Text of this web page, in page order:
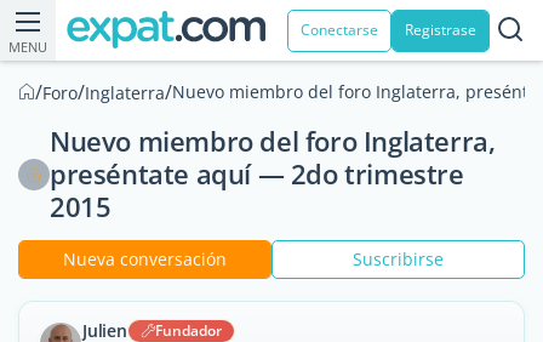
MENU
Conectarse Registrase
/Foro/Inglaterra/Nuevo miembro del foro Inglaterra,
Nuevo miembro del foro Inglaterra,
preséntate aquí — 2do trimestre
2015
Nueva conversación Suscribirse
Julien Fundador